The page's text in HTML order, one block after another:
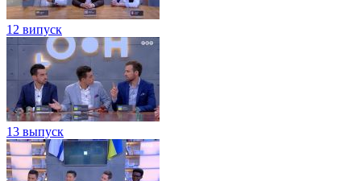
12 випуск
13 выпуск